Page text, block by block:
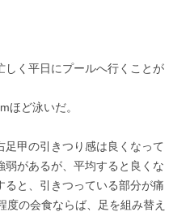
しく平日にプールへ行くことが
ほど泳いだ。
甲の引きつり感は良くなって
弱があるが、平均すると良くな
ると、引きつっている部分が痛
の会食ならば、足を組み替え